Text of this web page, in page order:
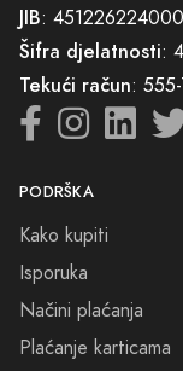
JIB:
Šifra djelatnosti:
Tekući račun:
PODRŠKA
Kako kupiti
Isporuka
Načini plaćanja
Plaćanje karticama